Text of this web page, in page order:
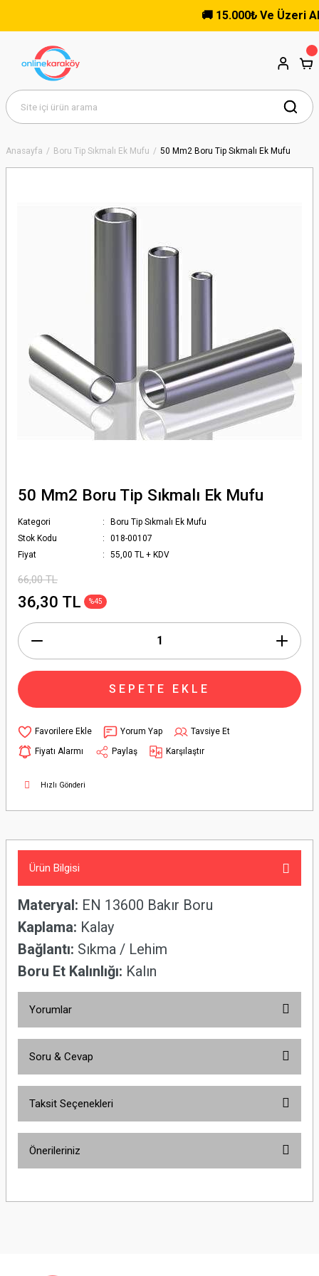
🚚 15.000₺ Ve Üzeri
Anasayfa Boru Tip Sıkmalı Ek Mufu 50 Mm2 Boru Tip Sıkmalı Ek Mufu
50 Mm2 Boru Tip Sıkmalı Ek Mufu
Kategori
Boru Tip Sıkmalı Ek Mufu
Stok Kodu
018-00107
Fiyat
55,00 TL + KDV
66,00 TL
36,30 TL %45
SEPETE EKLE
Yorum Yap
Tavsiye Et
Fiyatı Alarmı
Paylaş Karşılaştır
Hızlı Gönderi
Ürün Bilgisi
Materyal: EN 13600 Bakır Boru
Kaplama: Kalay
Bağlantı: Sıkma / Lehim
Boru Et Kalınlığı: Kalın
Yorumlar
Soru & Cevap
Taksit Seçenekleri
Önerileriniz